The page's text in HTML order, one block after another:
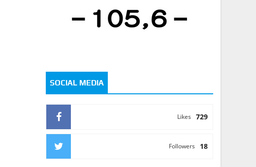
SOCIAL MEDIA
729
Likes
18
Followers